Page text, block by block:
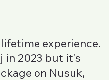
experience.
in 2023 but it's
on Nusuk,